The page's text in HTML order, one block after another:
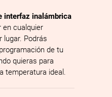
interfaz inalámbrica
en cualquier
lugar. Podrás
de tu
quieras para
temperatura ideal.